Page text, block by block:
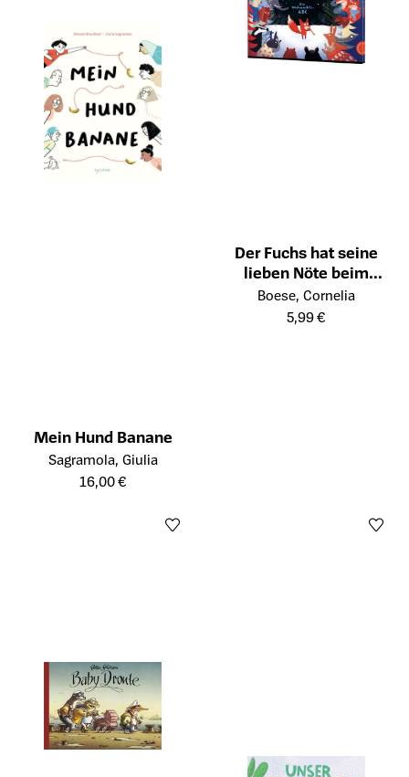
Mein Hund Banane
Öffnet die Detailseite des Produkts
Sagramola, Giulia
16,00 €
Der Fuchs hat seine
lieben Nöte beim
Halleluja auf der Flöte
Öffnet die Detailseite des
Boese, Cornelia
5,99 €